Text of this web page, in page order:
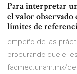
Para interpretar
el valor observado
límites de
empeño de las
procurando que el
facmed.unam.mx/